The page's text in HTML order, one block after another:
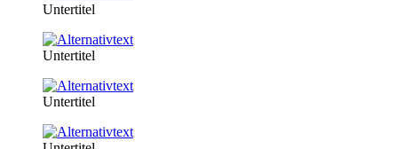
Untertitel
Untertitel
Untertitel